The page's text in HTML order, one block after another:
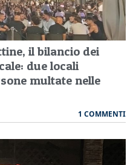
il bilancio dei
due locali
multate nelle
1 COMMENTI